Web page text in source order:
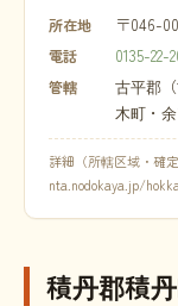
所在地 〒046-
電話 0135-22-
管轄
古平郡
木町・
詳細（所轄区域・確
nta.nodokaya.jp/
積丹郡積